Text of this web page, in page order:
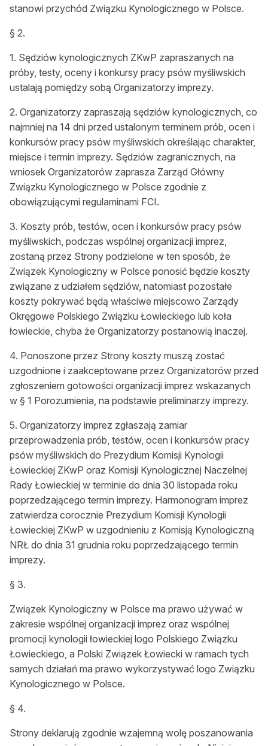
stanowi przychód Związku Kynologicznego w Polsce.
§ 2.
1. Sędziów kynologicznych ZKwP zapraszanych na
próby, testy, oceny i konkursy pracy psów myśliwskich
ustalają pomiędzy sobą Organizatorzy imprezy.
2. Organizatorzy zapraszają sędziów kynologicznych, co
najmniej na 14 dni przed ustalonym terminem prób, ocen i
konkursów pracy psów myśliwskich określając charakter,
miejsce i termin imprezy. Sędziów zagranicznych, na
wniosek Organizatorów zaprasza Zarząd Główny
Związku Kynologicznego w Polsce zgodnie z
obowiązującymi regulaminami FCI.
3. Koszty prób, testów, ocen i konkursów pracy psów
myśliwskich, podczas wspólnej organizacji imprez,
zostaną przez Strony podzielone w ten sposób, że
Związek Kynologiczny w Polsce ponosić będzie koszty
związane z udziałem sędziów, natomiast pozostałe
koszty pokrywać będą właściwe miejscowo Zarządy
Okręgowe Polskiego Związku Łowieckiego lub koła
łowieckie, chyba że Organizatorzy postanowią inaczej.
4. Ponoszone przez Strony koszty muszą zostać
uzgodnione i zaakceptowane przez Organizatorów przed
zgłoszeniem gotowości organizacji imprez wskazanych
w § 1 Porozumienia, na podstawie preliminarzy imprezy.
5. Organizatorzy imprez zgłaszają zamiar
przeprowadzenia prób, testów, ocen i konkursów pracy
psów myśliwskich do Prezydium Komisji Kynologii
Łowieckiej ZKwP oraz Komisji Kynologicznej Naczelnej
Rady Łowieckiej w terminie do dnia 30 listopada roku
poprzedzającego termin imprezy. Harmonogram imprez
zatwierdza corocznie Prezydium Komisji Kynologii
Łowieckiej ZKwP w uzgodnieniu z Komisją Kynologiczną
NRŁ do dnia 31 grudnia roku poprzedzającego termin
imprezy.
§ 3.
Związek Kynologiczny w Polsce ma prawo używać w
zakresie wspólnej organizacji imprez oraz wspólnej
promocji kynologii łowieckiej logo Polskiego Związku
Łowieckiego, a Polski Związek Łowiecki w ramach tych
samych działań ma prawo wykorzystywać logo Związku
Kynologicznego w Polsce.
§ 4.
Strony deklarują zgodnie wzajemną wolę poszanowania